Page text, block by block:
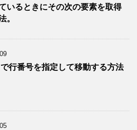
いるときにその次の要素を取得
。
行番号を指定して移動する方法